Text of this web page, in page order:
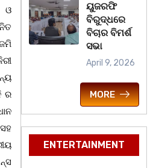
ଓ
ର
ୟୁଜରଫି
ବିରୁଦ୍ଧରେ
ବିଚାର ବିମର୍ଶ
ସଭା
April 9, 2026
MORE
ENTERTAINMENT